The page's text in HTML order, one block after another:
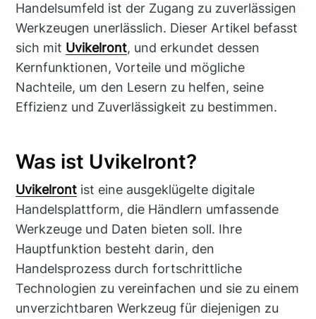
Handelsumfeld ist der Zugang zu zuverlässigen
Werkzeugen unerlässlich. Dieser Artikel befasst
sich mit Uvikelront, und erkundet dessen
Kernfunktionen, Vorteile und mögliche
Nachteile, um den Lesern zu helfen, seine
Effizienz und Zuverlässigkeit zu bestimmen.
Was ist Uvikelront?
Uvikelront ist eine ausgeklügelte digitale
Handelsplattform, die Händlern umfassende
Werkzeuge und Daten bieten soll. Ihre
Hauptfunktion besteht darin, den
Handelsprozess durch fortschrittliche
Technologien zu vereinfachen und sie zu einem
unverzichtbaren Werkzeug für diejenigen zu